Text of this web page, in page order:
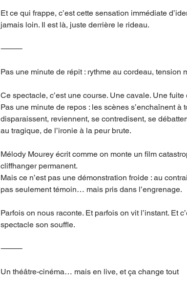
Et ce qui frappe, c’est cette sensation immédiate
jamais loin. Il est là, juste derrière le rideau.
⸻
Pas une minute de répit : rythme au cordeau, tension
Ce spectacle, c’est une course. Une cavale. Une fuite
Pas une minute de repos : les scènes s’enchaînent
disparaissent, reviennent, se contredisent, se
au tragique, de l’ironie à la peur brute.
Mélody Mourey écrit comme on monte un film
cliffhanger permanent.
Mais ce n’est pas une démonstration froide : au
pas seulement témoin… mais pris dans l’engrenage.
Parfois on nous raconte. Et parfois on vit l’instant. Et
spectacle son souffle.
⸻
Un théâtre-cinéma… mais en live, et ça change tout